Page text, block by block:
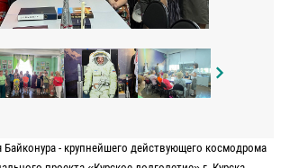
Байконура - крупнейшего действующего космодрома